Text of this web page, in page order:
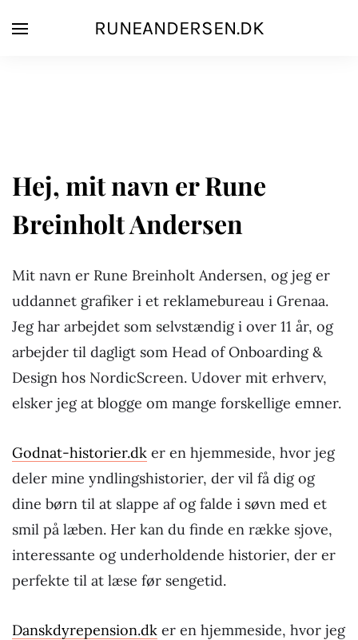
RUNEANDERSEN.DK
Hej, mit navn er Rune
Breinholt Andersen
Mit navn er Rune Breinholt Andersen, og jeg er
uddannet grafiker i et reklamebureau i Grenaa.
Jeg har arbejdet som selvstændig i over 11 år, og
arbejder til dagligt som Head of Onboarding &
Design hos NordicScreen. Udover mit erhverv,
elsker jeg at blogge om mange forskellige emner.
Godnat-historier.dk er en hjemmeside, hvor jeg
deler mine yndlingshistorier, der vil få dig og
dine børn til at slappe af og falde i søvn med et
smil på læben. Her kan du finde en række sjove,
interessante og underholdende historier, der er
perfekte til at læse før sengetid.
Danskdyrepension.dk er en hjemmeside, hvor jeg